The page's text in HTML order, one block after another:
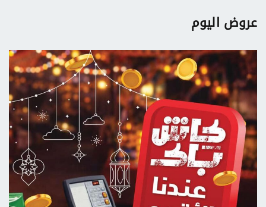
عروض اليوم